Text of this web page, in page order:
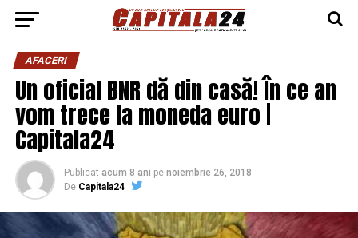
AFACERI
Un oficial BNR dă din casă! În ce an
vom trece la moneda euro |
Capitala24
Publicat acum 8 ani pe noiembrie 26, 2018
De Capitala24